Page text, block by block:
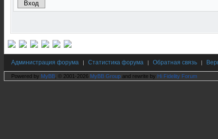
Администрация форума | Статистика форума | Обратная связь |
Powered by MyBB , © 2001-2026 MyBB Group and rewrite by Hi Fidelity Forum